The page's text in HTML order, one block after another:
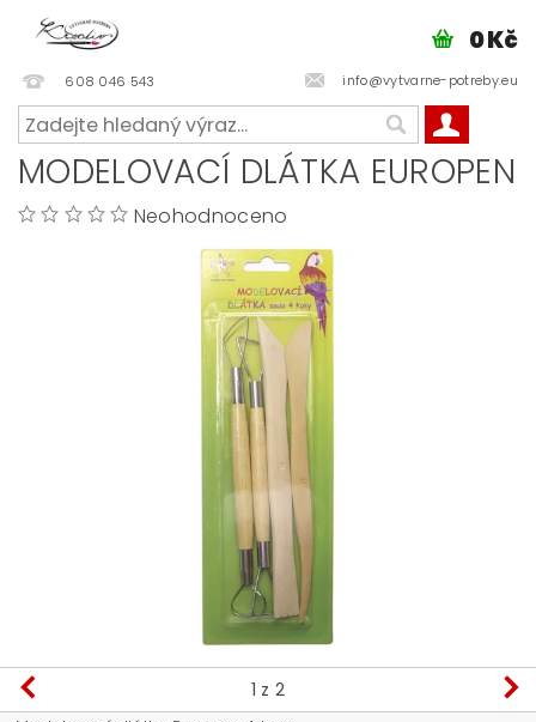
608 046 543 info@vytvarne-potreby.eu
0 Kč
MODELOVACÍ DLÁTKA EUROPEN
Neohodnoceno
1 z 2